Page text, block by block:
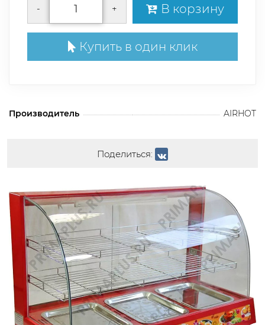
- + В корзину
Купить в один клик
Производитель AIRHOT
Поделиться: